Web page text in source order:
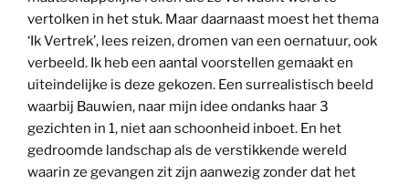
vertolken in het stuk. Maar daarnaast moest het thema
‘Ik Vertrek’, lees reizen, dromen van een oernatuur, ook
verbeeld. Ik heb een aantal voorstellen gemaakt en
uiteindelijke is deze gekozen. Een surrealistisch beeld
waarbij Bauwien, naar mijn idee ondanks haar 3
gezichten in 1, niet aan schoonheid inboet. En het
gedroomde landschap als de verstikkende wereld
waarin ze gevangen zit zijn aanwezig zonder dat het